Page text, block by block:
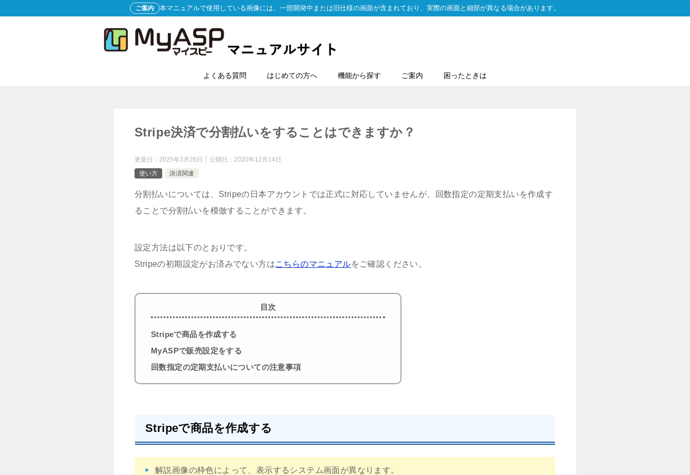
ご案内 本マニュアルで使用している画像には、一部開発中または旧仕様の画面が含まれており、実際の画面と細部が異なる場合があります。
よくある質問 はじめての方へ 機能から探す ご案内 困ったときは
Stripe決済で分割払いをすることはできますか？
更新日： 2025年3月26日 公開日： 2020年12月14日
使い方
決済関連
分割払いについては、Stripeの日本アカウントでは正式に対応していませんが、回数指定の定期支払いを作成す
ることで分割払いを模倣することができます。
設定方法は以下のとおりです。
Stripeの初期設定がお済みでない方はこちらのマニュアルをご確認ください。
目次
Stripeで商品を作成する
MyASPで販売設定をする
回数指定の定期支払いについての注意事項
Stripeで商品を作成する
解説画像の枠色によって、表示するシステム画面が異なります。